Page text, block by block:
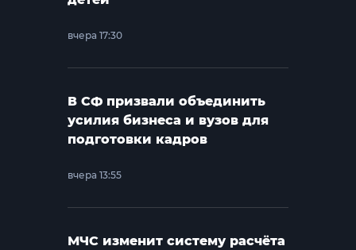
вчера 17:30
В СФ призвали объединить
усилия бизнеса и вузов для
подготовки кадров
вчера 13:55
МЧС изменит систему расчёта